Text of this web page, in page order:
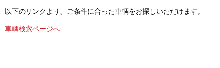
以下のリンクより、ご条件に合った車輌をお探しいただけます。
車輌検索ページへ